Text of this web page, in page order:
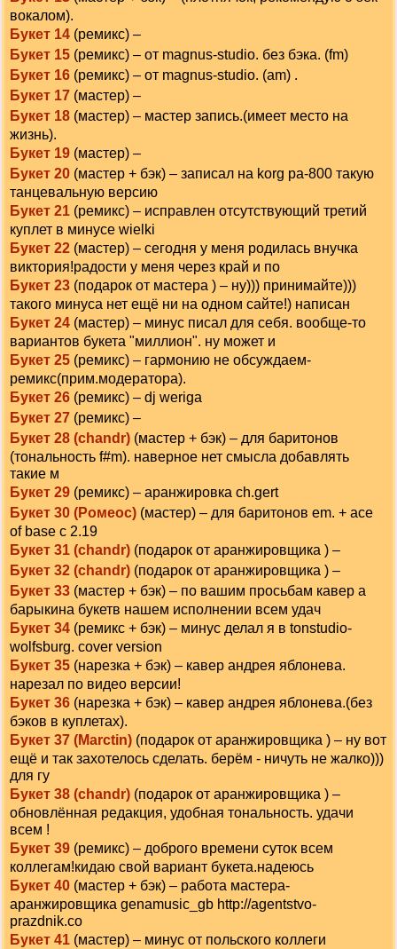
вокалом).
Букет 14 (ремикс) –
Букет 15 (ремикс) – от magnus-studio. без бэка. (fm)
Букет 16 (ремикс) – от magnus-studio. (am) .
Букет 17 (мастер) –
Букет 18 (мастер) – мастер запись.(имеет место на
жизнь).
Букет 19 (мастер) –
Букет 20 (мастер + бэк) – записал на korg pa-800 такую
танцевальную версию
Букет 21 (ремикс) – исправлен отсутствующий третий
куплет в минусе wielki
Букет 22 (мастер) – сегодня у меня родилась внучка
виктория!радости у меня через край и по
Букет 23 (подарок от мастера ) – ну))) принимайте)))
такого минуса нет ещё ни на одном сайте!) написан
Букет 24 (мастер) – минус писал для себя. вообще-то
вариантов букета "миллион". ну может и
Букет 25 (ремикс) – гармонию не обсуждаем-
ремикс(прим.модератора).
Букет 26 (ремикс) – dj weriga
Букет 27 (ремикс) –
Букет 28 (chandr) (мастер + бэк) – для баритонов
(тональность f#m). наверное нет смысла добавлять
такие м
Букет 29 (ремикс) – аранжировка ch.gert
Букет 30 (Ромеос) (мастер) – для баритонов em. + ace
of base с 2.19
Букет 31 (chandr) (подарок от аранжировщика ) –
Букет 32 (chandr) (подарок от аранжировщика ) –
Букет 33 (мастер + бэк) – по вашим просьбам кавер а
барыкина букетв нашем исполнении всем удач
Букет 34 (ремикс + бэк) – минус делал я в tonstudio-
wolfsburg. cover version
Букет 35 (нарезка + бэк) – кавер андрея яблонева.
нарезал по видео версии!
Букет 36 (нарезка + бэк) – кавер андрея яблонева.(без
бэков в куплетах).
Букет 37 (Marctin) (подарок от аранжировщика ) – ну вот
ещё и так захотелось сделать. берём - ничуть не жалко)))
для гу
Букет 38 (chandr) (подарок от аранжировщика ) –
обновлённая редакция, удобная тональность. удачи
всем !
Букет 39 (ремикс) – доброго времени суток всем
коллегам!кидаю свой вариант букета.надеюсь
Букет 40 (мастер + бэк) – работа мастера-
аранжировщика genamusic_gb http://agentstvo-
prazdnik.co
Букет 41 (мастер) – минус от польского коллеги